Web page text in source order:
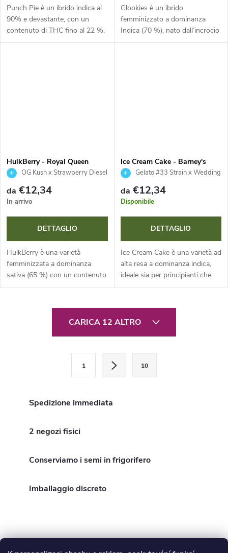
Punch Pie è un ibrido indica al
90% e devastante, con un
contenuto di THC fino al 22 %.
Questa varietà offre rese
Glookies è un ibrido
femminizzato a dominanza
Indica (70 %), nato dall’incrocio
tra Gorilla Glue e Thin Mint
HulkBerry - Royal Queen
SeedsOG Kush x Strawberry Diesel
da €12,34
In arrivo
DETTAGLIO
HulkBerry è una varietà
femminizzata a dominanza
sativa (65 %) con un contenuto
di THC estremamente elevato
da campioni, incrocio tra OG
Ice Cream Cake - Barney's
FarmGelato #33 Strain x Wedding
Cake Strain
da €12,34
Disponibile
DETTAGLIO
Ice Cream Cake è una varietà ad
alta resa a dominanza indica,
ideale sia per principianti che
per esperti. Combina
rapida di 55-60 giorni e rese...
l
CARICA 12 ALTRO
1 10
Spedizione immediata
2 negozi fisici
Conserviamo i semi in frigorifero
Imballaggio discreto